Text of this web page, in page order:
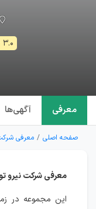
۳.۰
معرفی آگهی‌ها
صفحه اصلی معرفی
معرفی شرکت نیرو
این مجموعه در